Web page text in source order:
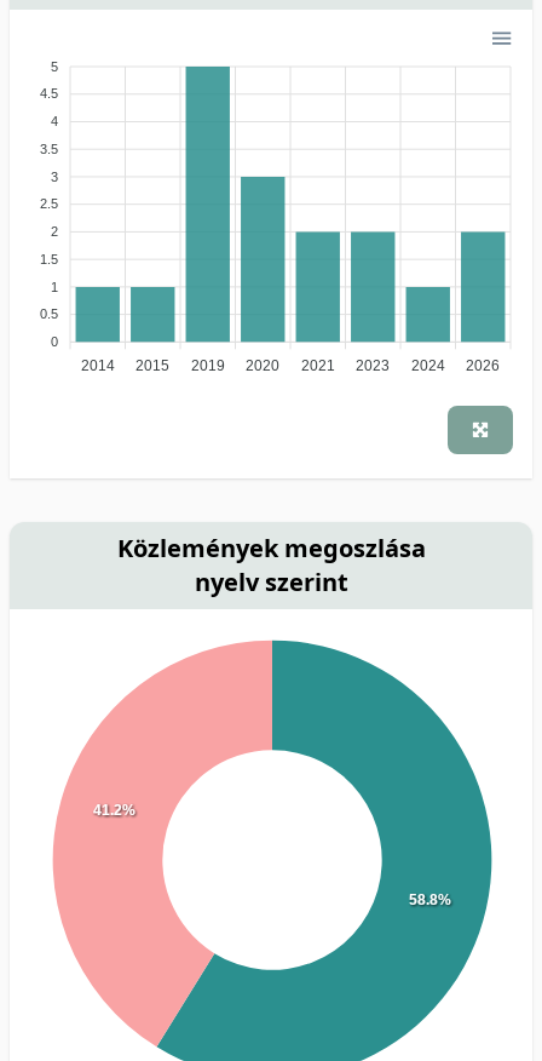
5
4.5
4
3.5
3
2.5
2
1.5
1
0.5
0
2014 2015 2019 2020 2021 2023 2024 2026
Közlemények megoszlása
nyelv szerint
58.8%
41.2%